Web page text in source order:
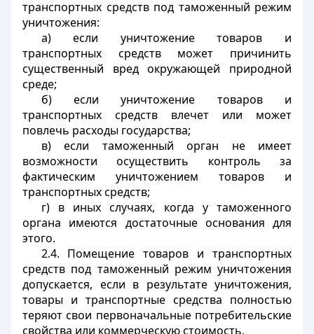
транспортных средств под таможенный режим
уничтожения:
а) если уничтожение товаров и
транспортных средств может причинить
существенный вред окружающей природной
среде;
б) если уничтожение товаров и
транспортных средств влечет или может
повлечь расходы государства;
в) если таможенный орган не имеет
возможности осуществить контроль за
фактическим уничтожением товаров и
транспортных средств;
г) в иных случаях, когда у таможенного
органа имеются достаточные основания для
этого.
2.4. Помещение товаров и транспортных
средств под таможенный режим уничтожения
допускается, если в результате уничтожения,
товары и транспортные средства полностью
теряют свои первоначальные потребительские
свойства или коммерческую стоимость.